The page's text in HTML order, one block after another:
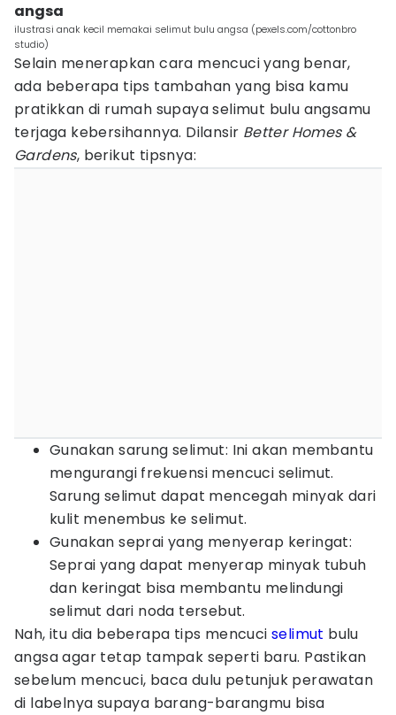
angsa
ilustrasi anak kecil memakai selimut bulu angsa (pexels.com/cottonbro
studio)
Selain menerapkan cara mencuci yang benar,
ada beberapa tips tambahan yang bisa kamu
pratikkan di rumah supaya selimut bulu angsamu
terjaga kebersihannya. Dilansir Better Homes &
Gardens, berikut tipsnya:
Gunakan sarung selimut: Ini akan membantu
mengurangi frekuensi mencuci selimut.
Sarung selimut dapat mencegah minyak dari
kulit menembus ke selimut.
Gunakan seprai yang menyerap keringat:
Seprai yang dapat menyerap minyak tubuh
dan keringat bisa membantu melindungi
selimut dari noda tersebut.
Nah, itu dia beberapa tips mencuci selimut bulu
angsa agar tetap tampak seperti baru. Pastikan
sebelum mencuci, baca dulu petunjuk perawatan
di labelnya supaya barang-barangmu bisa